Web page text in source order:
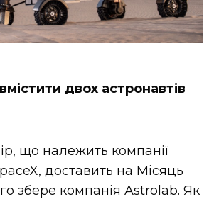
двох астронавтів
що належить компанії
доставить на Місяць
збере компанія Astrolab. Як